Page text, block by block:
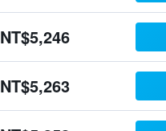
NT$5,246
NT$5,263